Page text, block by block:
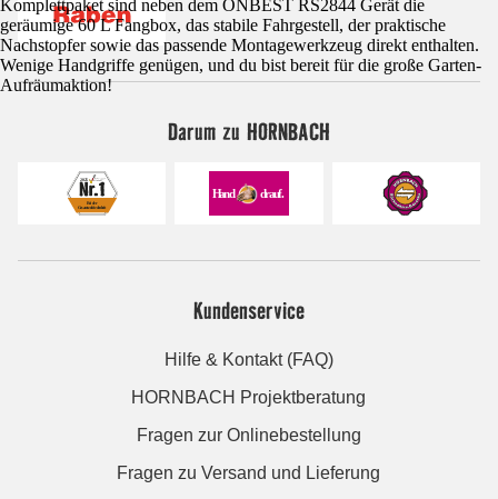
Komplettpaket sind neben dem ONBEST RS2844 Gerät die
geräumige 60 L Fangbox, das stabile Fahrgestell, der praktische
Nachstopfer sowie das passende Montagewerkzeug direkt enthalten.
Wenige Handgriffe genügen, und du bist bereit für die große Garten-
Aufräumaktion!
Darum zu HORNBACH
Kundenservice
Hilfe & Kontakt (FAQ)
HORNBACH Projektberatung
Fragen zur Onlinebestellung
Fragen zu Versand und Lieferung